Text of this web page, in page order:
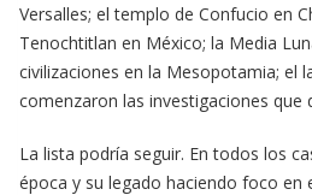
Versalles; el templo de Confucio en
Tenochtitlan en México; la Media
civilizaciones en la Mesopotamia; el
comenzaron las investigaciones que
La lista podría seguir. En todos los
época y su legado haciendo foco en